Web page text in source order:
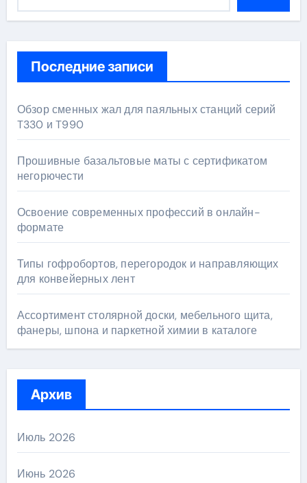
Последние записи
Обзор сменных жал для паяльных станций серий
T330 и T990
Прошивные базальтовые маты с сертификатом
негорючести
Освоение современных профессий в онлайн-
формате
Типы гофробортов, перегородок и направляющих
для конвейерных лент
Ассортимент столярной доски, мебельного щита,
фанеры, шпона и паркетной химии в каталоге
Архив
Июль 2026
Июнь 2026